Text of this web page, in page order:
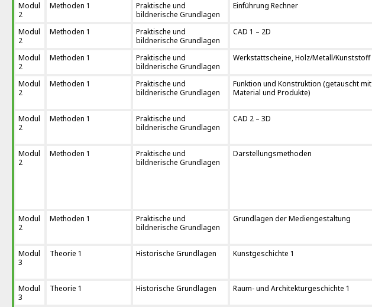
Modul
2
Methoden 1
Praktische und
bildnerische Grundlagen
Einführung Rechner
Modul
2
Methoden 1
Praktische und
bildnerische Grundlagen
CAD 1 – 2D
Modul
2
Methoden 1
Praktische und
bildnerische Grundlagen
Werkstattscheine, Holz/Metall/Kunststoff
Modul
2
Methoden 1
Praktische und
bildnerische Grundlagen
Funktion und Konstruktion (getauscht mit
Material und Produkte)
Modul
2
Methoden 1
Praktische und
bildnerische Grundlagen
CAD 2 – 3D
Modul
2
Methoden 1
Praktische und
bildnerische Grundlagen
Darstellungsmethoden
Modul
2
Methoden 1
Praktische und
bildnerische Grundlagen
Grundlagen der Mediengestaltung
Modul
3
Theorie 1 Historische Grundlagen Kunstgeschichte 1
Modul
3
Theorie 1 Historische Grundlagen Raum- und Architekturgeschichte 1